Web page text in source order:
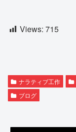
Views: 715
ナラティブ工作
ブログ